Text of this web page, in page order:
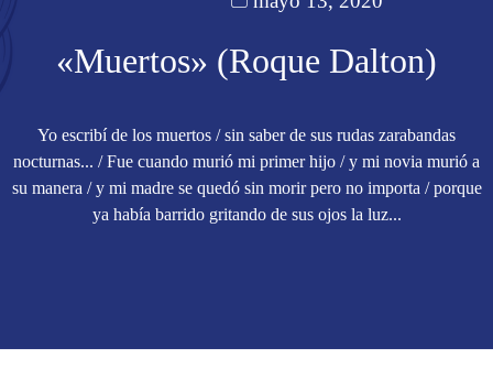
«Muertos» (Roque Dalton)
Yo escribí de los muertos / sin saber de sus rudas zarabandas
nocturnas... / Fue cuando murió mi primer hijo / y mi novia murió a
su manera / y mi madre se quedó sin morir pero no importa / porque
ya había barrido gritando de sus ojos la luz...